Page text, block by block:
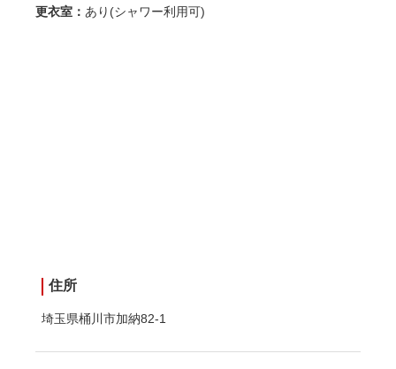
更衣室： あり(シャワー利用可)
住所
埼玉県桶川市加納82-1